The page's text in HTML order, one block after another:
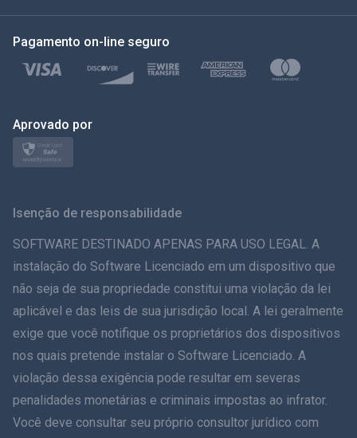
Türkçe
Polonês
日本
ภาษาไทย
Dansk
हिंदी
עברית
Pagamento on-line seguro
Aprovado por
Isenção de responsabilidade
SOFTWARE DESTINADO APENAS PARA USO LEGAL. A
instalação do Software Licenciado em um dispositivo que
não seja de sua propriedade constitui uma violação da lei
aplicável e das leis de sua jurisdição local. A lei geralmente
exige que você notifique os proprietários dos dispositivos
nos quais pretende instalar o Software Licenciado. A
violação dessa exigência pode resultar em severas
penalidades monetárias e criminais impostas ao infrator.
Você deve consultar seu próprio consultor jurídico com